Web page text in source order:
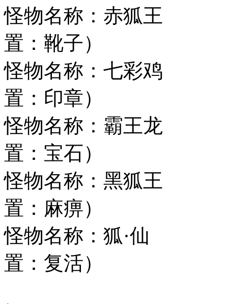
怪物名称：赤狐
置：靴子）
怪物名称：七
置：印章）
怪物名称：霸王
置：宝石）
怪物名称：黑狐
置：麻痹）
怪物名称：狐·
置：复活）